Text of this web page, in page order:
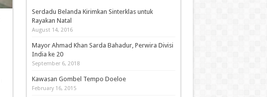
Serdadu Belanda Kirimkan Sinterklas untuk
Rayakan Natal
August 14, 2016
Mayor Ahmad Khan Sarda Bahadur, Perwira Divisi
India ke 20
September 6, 2018
Kawasan Gombel Tempo Doeloe
February 16, 2015